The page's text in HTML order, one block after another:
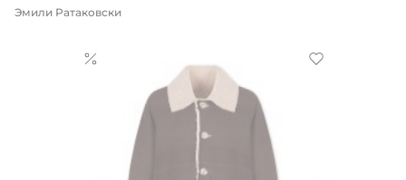
Эмили Ратаковски